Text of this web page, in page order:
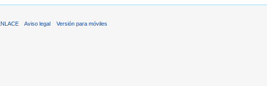
Aviso legal Versión para móviles